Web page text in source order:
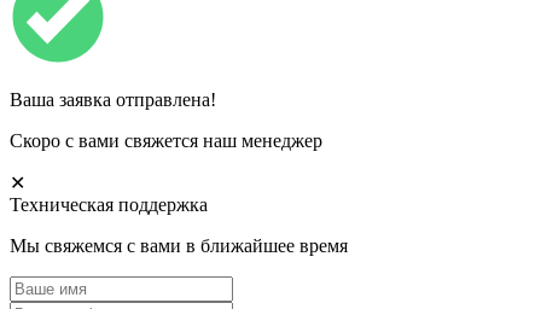
Ваша заявка отправлена!
Скоро с вами свяжется наш менеджер
✕
Техническая поддержка
Мы свяжемся с вами в ближайшее время